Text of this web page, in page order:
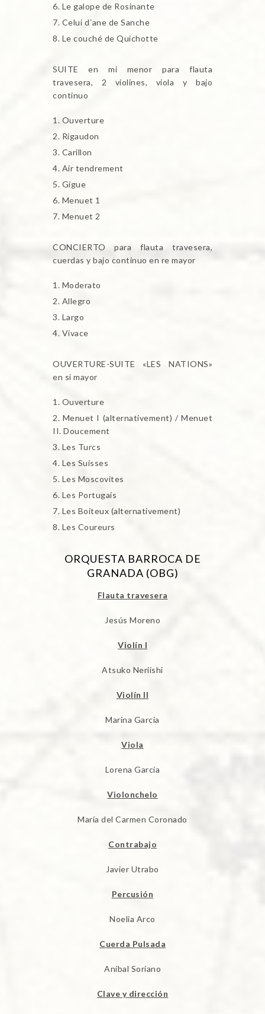
Le galope de Rosinante
Celui d´ane de Sanche
Le couché de Quichotte
SUITE en mi menor para flauta
travesera, 2 violines, viola y bajo
continuo
Ouverture
Rigaudon
Carillon
Air tendrement
Gigue
Menuet 1
Menuet 2
CONCIERTO para flauta travesera,
cuerdas y bajo continuo en re mayor
Moderato
Allegro
Largo
Vivace
OUVERTURE-SUITE «LES NATIONS»
en si mayor
Ouverture
Menuet I (alternativement) / Menuet
II. Doucement
Les Turcs
Les Suisses
Les Moscovites
Les Portugais
Les Boiteux (alternativement)
Les Coureurs
ORQUESTA BARROCA DE
GRANADA (OBG)
Flauta travesera
Jesús Moreno
Violín I
Atsuko Neriishi
Violín II
Marina García
Viola
Lorena García
Violonchelo
María del Carmen Coronado
Contrabajo
Javier Utrabo
Percusión
Noelia Arco
Cuerda Pulsada
Aníbal Soriano
Clave y dirección